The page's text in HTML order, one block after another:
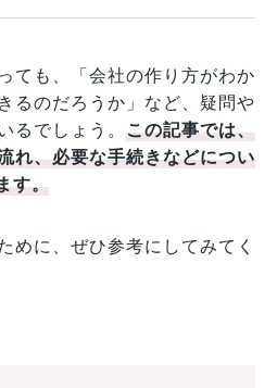
ても、「会社の作り方がわか
るのだろうか」など、疑問や
るでしょう。この記事では、
れ、必要な手続きなどについ
す。
めに、ぜひ参考にしてみてく